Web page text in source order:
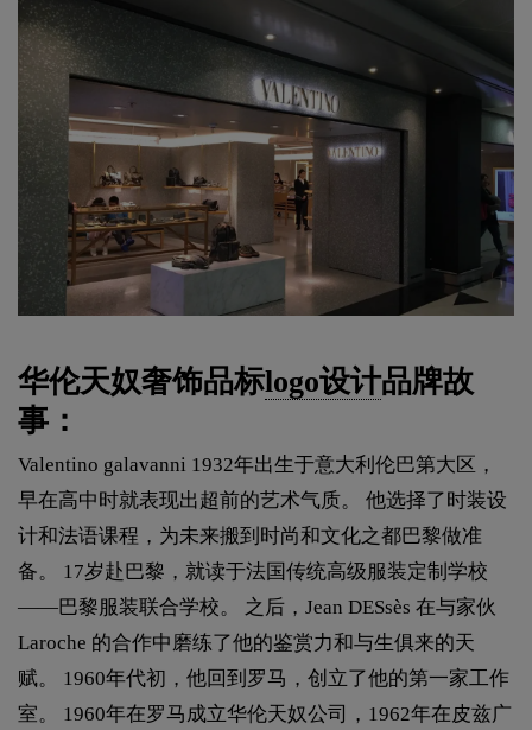
华伦天奴奢饰品标logo设计品牌故
事：
Valentino galavanni 1932年出生于意大利伦巴第大区，
早在高中时就表现出超前的艺术气质。 他选择了时装设
计和法语课程，为未来搬到时尚和文化之都巴黎做准
备。 17岁赴巴黎，就读于法国传统高级服装定制学校
——巴黎服装联合学校。 之后，Jean DESsès 在与家伙
Laroche 的合作中磨练了他的鉴赏力和与生俱来的天
赋。 1960年代初，他回到罗马，创立了他的第一家工作
室。 1960年在罗马成立华伦天奴公司，1962年在皮兹广